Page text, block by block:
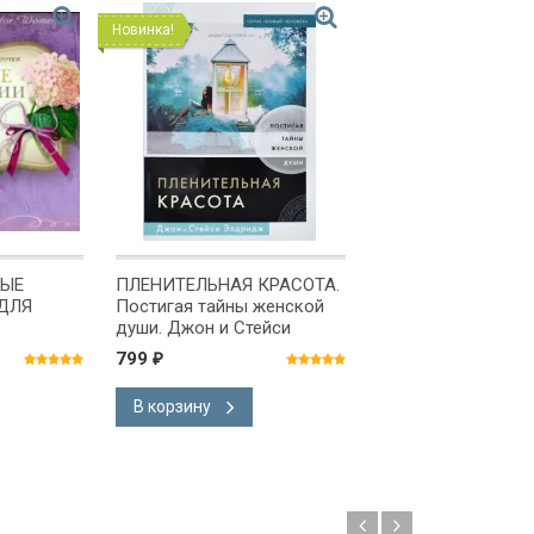
Новинка!
ПЛЕНИТЕЛЬНАЯ КРАСОТА.
Постигая тайны женской
души. Джон и Стейси
Элдридж
799 ₽
В корзину